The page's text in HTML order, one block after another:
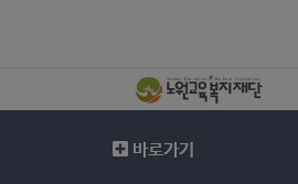
바로가기